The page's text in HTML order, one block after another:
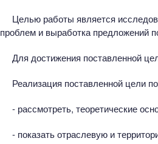
Целью работы является
проблем и выработка предложений
Для достижения поставленной
Реализация поставленной цели
- рассмотреть, теоретические
- показать отраслевую и